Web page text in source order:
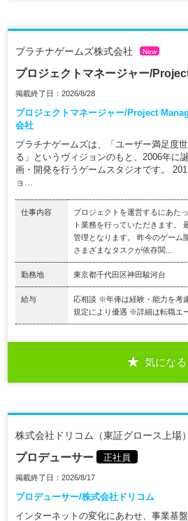
プラチナゲームズ株式会社 New
プロジェクトマネージャー/
掲載終了日：2026/8/28
プロジェクトマネージャー/Project
会社
プラチナゲームズは、「ユーザー満足度
る」というヴィジョンのもと、2006年に
画・開発を行うゲームスタジオです。
ョ...
仕事内容
プロジェクトを運営するにあた
ト業務を行っていただきます。
管理となります。 昨今のゲーム
さまざまなタスクが依存関...
勤務地 東京都千代田区神田駿河台
給与
応相談 ※年俸は経験・能力を考
規定により優遇 ※詳細は転職エ
気になる
株式会社ドリコム（東証グロース上場）
プロデューサー 正社員
掲載終了日：2026/8/17
プロデューサー/株式会社ドリコム
インターネットの変化にあわせ、事業基